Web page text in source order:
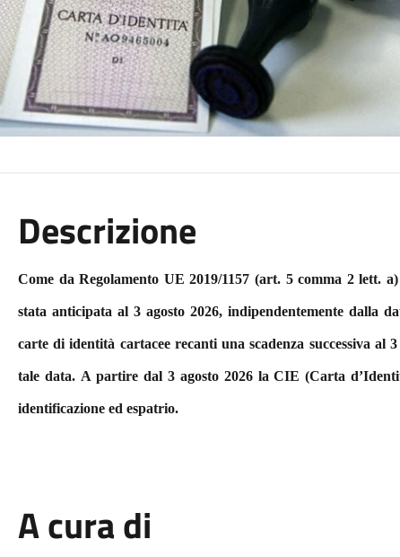
Descrizione
Come da Regolamento UE 2019/1157 (art. 5 comma 2 lett.
stata anticipata al 3 agosto 2026, indipendentemente dalla
carte di identità cartacee recanti una scadenza successiva al
tale data. A partire dal 3 agosto 2026 la CIE (Carta
identificazione ed espatrio.
A cura di